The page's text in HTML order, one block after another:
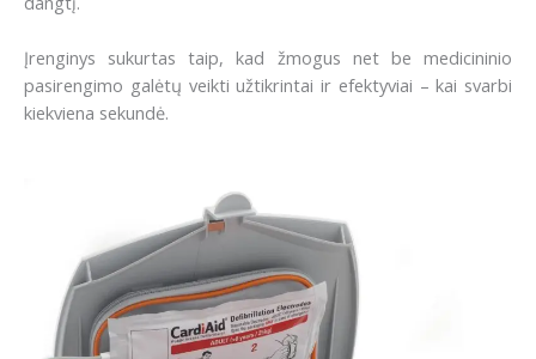
Įrenginys sukurtas taip, kad žmogus net be medicininio
pasirengimo galėtų veikti užtikrintai ir efektyviai – kai svarbi
kiekviena sekundė.